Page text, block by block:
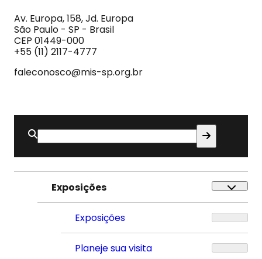
Imagem
e
do
Som
Av. Europa, 158, Jd. Europa
São Paulo - SP - Brasil
CEP 01449-000
+55 (11) 2117-4777
faleconosco@mis-sp.org.br
Buscar
por:
Exposições
Exposições
Planeje sua visita